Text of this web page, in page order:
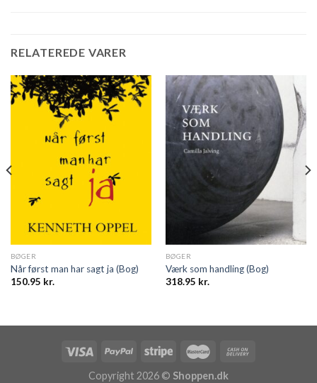
RELATEREDE VARER
BØGER
Når først man har sagt ja (Bog)
150.95 kr.
BØGER
Værk som handling (Bog)
318.95 kr.
Copyright 2026 © Shoppen.dk